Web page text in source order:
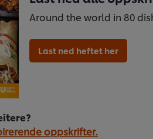
Around the world in 80
Last ned heftet her
oppskrifter.